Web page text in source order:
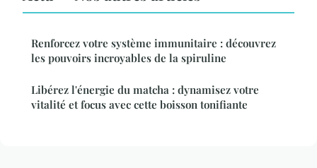
Renforcez votre système immunitaire : découvrez
les pouvoirs incroyables de la spiruline
Libérez l'énergie du matcha : dynamisez votre
vitalité et focus avec cette boisson tonifiante